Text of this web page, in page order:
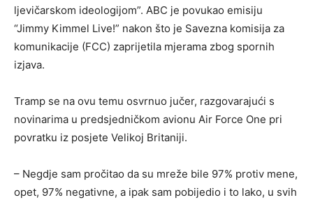
ljevičarskom ideologijom”. ABC je povukao emisiju
“Jimmy Kimmel Live!” nakon što je Savezna komisija za
komunikacije (FCC) zaprijetila mjerama zbog spornih
izjava.
Tramp se na ovu temu osvrnuo jučer, razgovarajući s
novinarima u predsjedničkom avionu Air Force One pri
povratku iz posjete Velikoj Britaniji.
– Negdje sam pročitao da su mreže bile 97% protiv mene,
opet, 97% negativne, a ipak sam pobijedio i to lako, u svih